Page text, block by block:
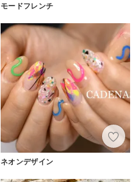
モードフレンチ
ネオンデザイン